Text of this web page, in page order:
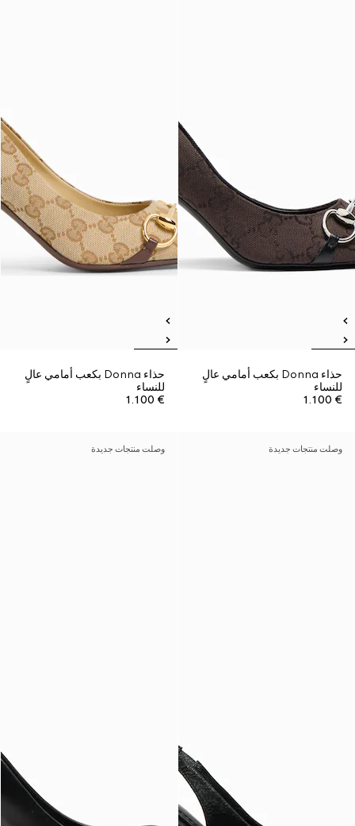
حذاء Donna بكعب أمامي عالٍ
للنساء
€ 1.100
حذاء Donna بكعب أمامي عالٍ
للنساء
€ 1.100
وصلت منتجات جديدة وصلت منتجات جديدة